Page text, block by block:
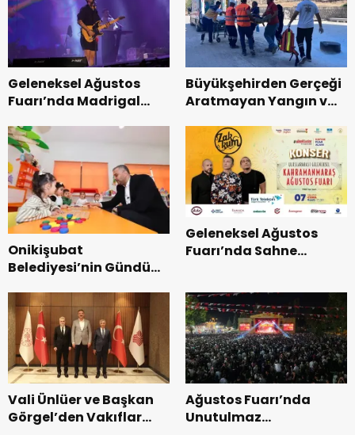
Geleneksel Ağustos
Fuarı’nda Madrigal
Büyükşehirden Gerçeği
Aratmayan Yangın ve
Onikişubat
Belediyesi’nin Gündüz
dönemin ön kayıtları
başladı.
Geleneksel Ağustos
Fuarı’nda Sahne
Vali Ünlüer ve Başkan
Görgel’den Vakıflar
Ağustos Fuarı’nda
Unutulmaz